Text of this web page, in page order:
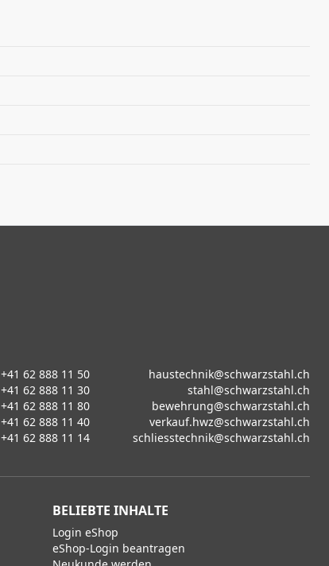
+41 62 888 11 50
haustechnik@schwarzstahl.ch
+41 62 888 11 30
stahl@schwarzstahl.ch
+41 62 888 11 80
bewehrung@schwarzstahl.ch
+41 62 888 11 40
verkauf.hwz@schwarzstahl.ch
+41 62 888 11 14 schliesstechnik@schwarzstahl.ch
BELIEBTE INHALTE
Login eShop
eShop-Login beantragen